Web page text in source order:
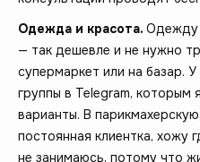
Одежда и красота. Одежду
— так дешевле и не нужно
супермаркет или на базар.
группы в Telegram,
варианты. В
постоянная клиентка, хожу
не занимаюсь, потому что